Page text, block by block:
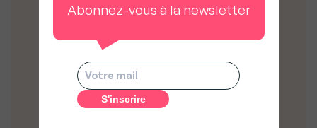
MySweetImmo
Si vous achetez. Acheter à Cassis
relève d’un choix patrimonial de long
terme. La rareté de l’offre impose une
forte réactivité et une sélection
rigoureuse des biens.
Abonnez-vous à la newsletter